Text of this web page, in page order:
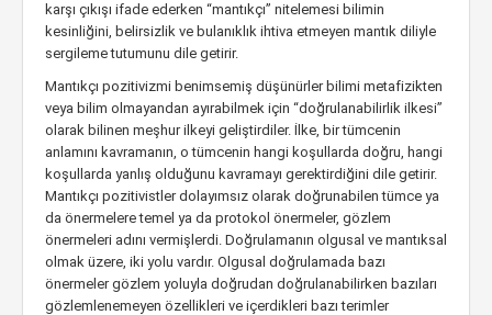
karşı çıkışı ifade ederken “mantıkçı” nitelemesi bilimin
kesinliğini, belirsizlik ve bulanıklık ihtiva etmeyen mantık diliyle
sergileme tutumunu dile getirir.
Mantıkçı pozitivizmi benimsemiş düşünürler bilimi metafizikten
veya bilim olmayandan ayırabilmek için “doğrulanabilirlik ilkesi”
olarak bilinen meşhur ilkeyi geliştirdiler. İlke, bir tümcenin
anlamını kavramanın, o tümcenin hangi koşullarda doğru, hangi
koşullarda yanlış olduğunu kavramayı gerektirdiğini dile getirir.
Mantıkçı pozitivistler dolayımsız olarak doğrunabilen tümce ya
da önermelere temel ya da protokol önermeler, gözlem
önermeleri adını vermişlerdi. Doğrulamanın olgusal ve mantıksal
olmak üzere, iki yolu vardır. Olgusal doğrulamada bazı
önermeler gözlem yoluyla doğrudan doğrulanabilirken bazıları
gözlemlenemeyen özellikleri ve içerdikleri bazı terimler